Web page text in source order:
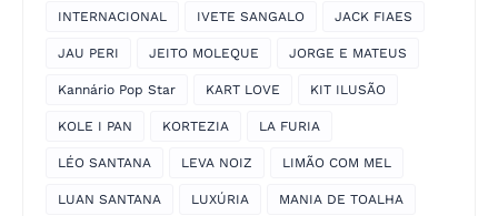
INTERNACIONAL IVETE SANGALO JACK FIAES
JAU PERI JEITO MOLEQUE JORGE E MATEUS
Kannário Pop Star KART LOVE KIT ILUSÃO
KOLE I PAN KORTEZIA LA FURIA
LÉO SANTANA LEVA NOIZ LIMÃO COM MEL
LUAN SANTANA LUXÚRIA MANIA DE TOALHA